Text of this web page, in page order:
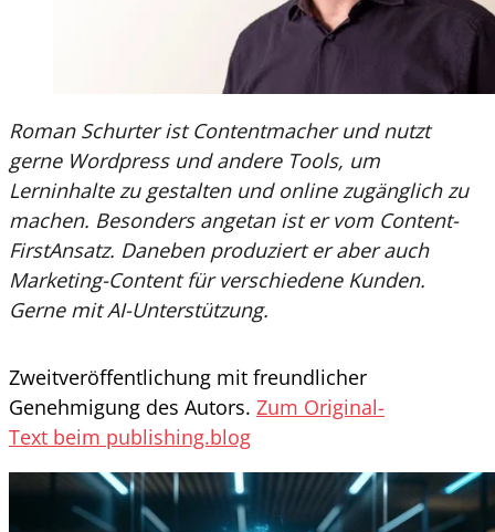
Roman Schurter ist Contentmacher und nutzt
gerne Wordpress und andere Tools, um
Lerninhalte zu gestalten und online zugänglich zu
machen. Besonders angetan ist er vom Content-
FirstAnsatz. Daneben produziert er aber auch
Marketing-Content für verschiedene Kunden.
Gerne mit AI-Unterstützung.
Zweitveröffentlichung mit freundlicher
Genehmigung des Autors. Zum Original-
Text beim publishing.blog